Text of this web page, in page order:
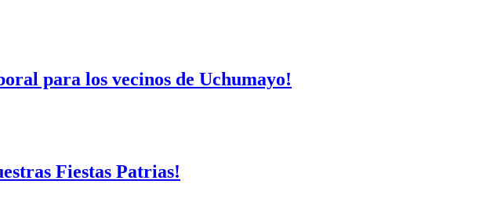
para los vecinos de Uchumayo!
Fiestas Patrias!